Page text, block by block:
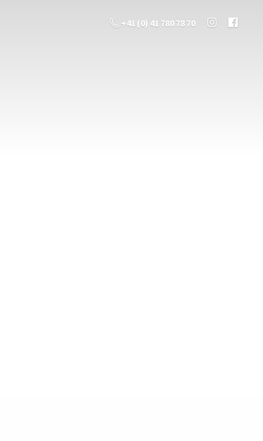
+41 (0) 41 780 78 70